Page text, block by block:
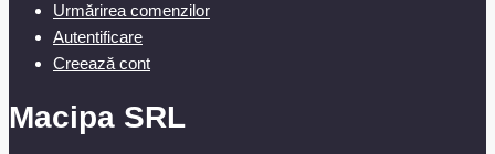
Urmărirea comenzilor
Autentificare
Creează cont
Macipa SRL